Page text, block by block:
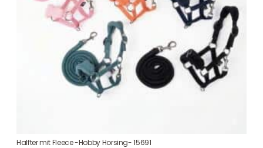
Halfter mit Fleece -Hobby Horsing- 15691